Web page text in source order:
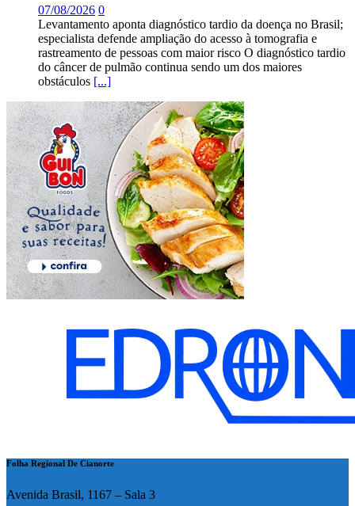
07/08/2026 0
Levantamento aponta diagnóstico tardio da doença no Brasil;
especialista defende ampliação do acesso à tomografia e
rastreamento de pessoas com maior risco O diagnóstico tardio
do câncer de pulmão continua sendo um dos maiores
obstáculos [...]
Folha Regional De Cianorte
Avenida Brasil, 1167 – Sala 3